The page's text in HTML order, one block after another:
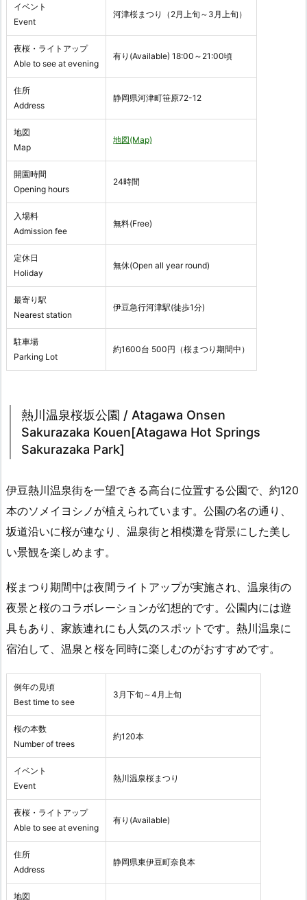
イベント
Event
河津桜まつり（2月上旬～3月上旬）
夜桜・ライトアップ
Able to see at evening
有り(Available) 18:00～21:00頃
住所
Address
静岡県河津町笹原72-12
地図
Map
地図(Map)
開園時間
Opening hours
24時間
入場料
Admission fee
無料(Free)
定休日
Holiday
無休(Open all year round)
最寄り駅
Nearest station
伊豆急行河津駅(徒歩1分)
駐車場
Parking Lot
約1600台 500円（桜まつり期間中）
熱川温泉桜坂公園 / Atagawa Onsen
Sakurazaka Kouen[Atagawa Hot Springs
Sakurazaka Park]
伊豆熱川温泉街を一望できる高台に位置する公園で、約120
本のソメイヨシノが植えられています。公園の名の通り、
坂道沿いに桜が連なり、温泉街と相模灘を背景にした美し
い景観を楽しめます。
桜まつり期間中は夜間ライトアップが実施され、温泉街の
夜景と桜のコラボレーションが幻想的です。公園内には遊
具もあり、家族連れにも人気のスポットです。熱川温泉に
宿泊して、温泉と桜を同時に楽しむのがおすすめです。
例年の見頃
Best time to see
3月下旬～4月上旬
桜の本数
Number of trees
約120本
イベント
Event
熱川温泉桜まつり
夜桜・ライトアップ
Able to see at evening
有り(Available)
住所
Address
静岡県東伊豆町奈良本
地図